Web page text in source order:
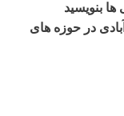
بنویسید
در حوزه های